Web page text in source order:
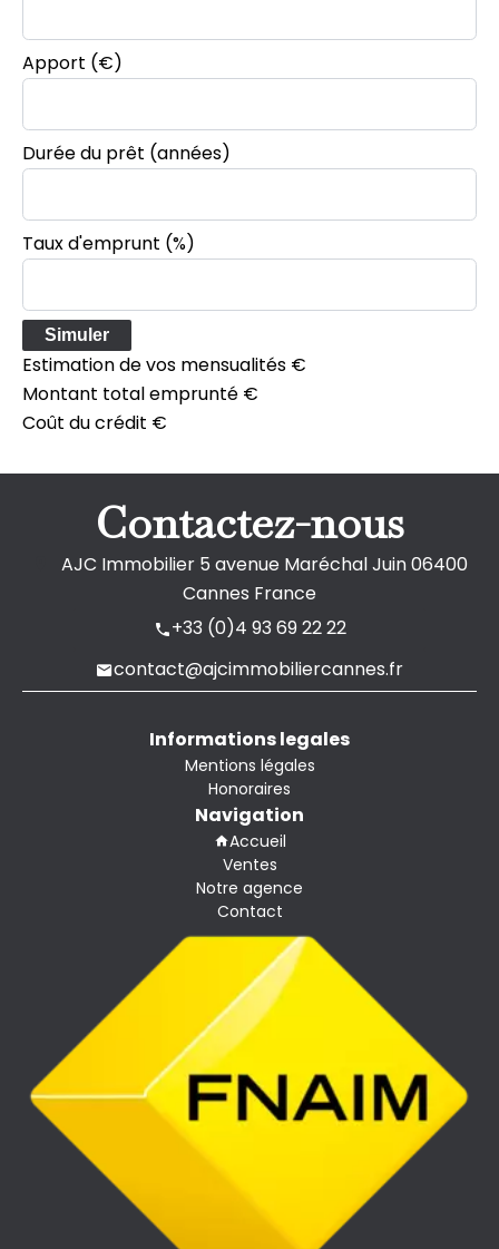
Apport (€)
Durée du prêt (années)
Taux d'emprunt (%)
Simuler
Estimation de vos mensualités €
Montant total emprunté €
Coût du crédit €
Contactez-nous
AJC Immobilier5 avenue Maréchal Juin06400
Cannes France
+33 (0)4 93 69 22 22
contact@ajcimmobiliercannes.fr
Informations legales
Mentions légales
Honoraires
Navigation
Accueil
Ventes
Notre agence
Contact